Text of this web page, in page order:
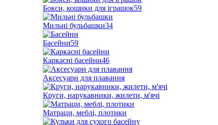
Бокси, кошики для іграшок59
Мильні бульбашки34
Басейни59
Каркасні басейни46
Аксесуари для плавання
Круги, нарукавники, жилети, м'ячі
Матраци, меблі, плотики